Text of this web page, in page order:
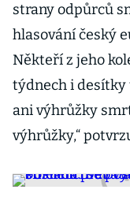
strany odpůrců
hlasování český
Někteří z jeho
týdnech i desítky
ani výhrůžky
výhrůžky,“